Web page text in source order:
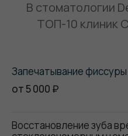
В стоматологии
ТОП-10 клиник
Запечатывание
от 5 000 ₽
Восстановление зуба